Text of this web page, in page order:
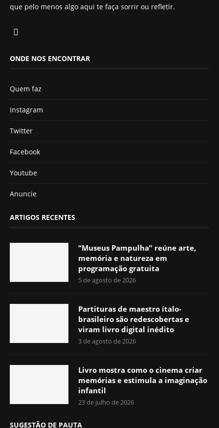
que pelo menos algo aqui te faça sorrir ou refletir.
ONDE NOS ENCONTRAR
Quem faz
Instagram
Twitter
Facebook
Youtube
Anuncie
ARTIGOS RECENTES
“Museus Pampulha” reúne arte,
memória e natureza em
programação gratuita
5 de agosto de 2026
Partituras de maestro ítalo-
brasileiro são redescobertas e
viram livro digital inédito
3 de agosto de 2026
Livro mostra como o cinema criar
memórias e estimula a imaginação
infantil
23 de julho de 2026
SUGESTÃO DE PAUTA